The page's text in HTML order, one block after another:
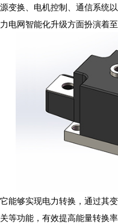
源变换、电机控制、通信系统
力电网智能化升级方面扮演着至
它能够实现电力转换，通过其
关等功能，有效提高能量转换